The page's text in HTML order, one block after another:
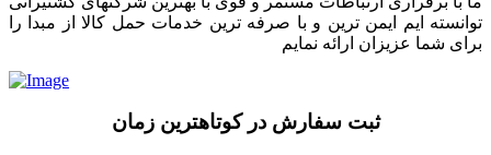
توانسته ایم ایمن ترین و با صرفه ترین خدمات حمل کالا از مبدا را
برای شما عزیزان ارائه نمایم
ثبت سفارش در کوتاهترین زمان